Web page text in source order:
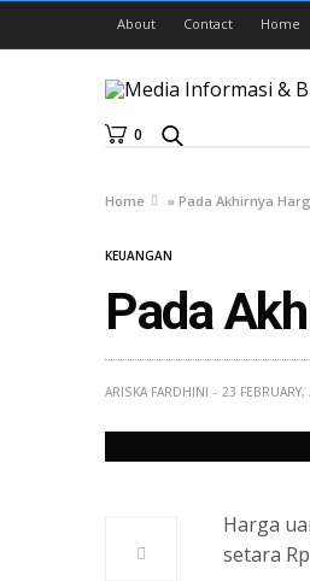
About Contact Home
0
Home »Pada Akhirnya
KEUANGAN
Pada
ARISKA FARDHINI 23 FEBRUARY,
Harga
setara